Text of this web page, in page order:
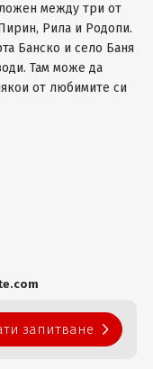
между три от
Рила и Родопи.
Банско и село Баня
Там може да
от любимите си
запитване